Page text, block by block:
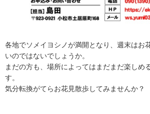
各地でソメイヨシノが満開となり、週末はお
いのではないでしょうか。
まだの方も、場所によってはまだまだ楽しめ
す。
気分転換がてらお花見散歩してみませんか？